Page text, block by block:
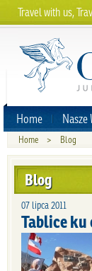
Travel with us,
Home Nasze
Home > Blog
Blog
07 lipca 2011
Tablice ku